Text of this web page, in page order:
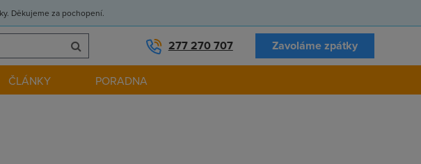
Děkujeme za pochopení.
277 270 707 Zavoláme zpátky
ČLÁNKY PORADNA